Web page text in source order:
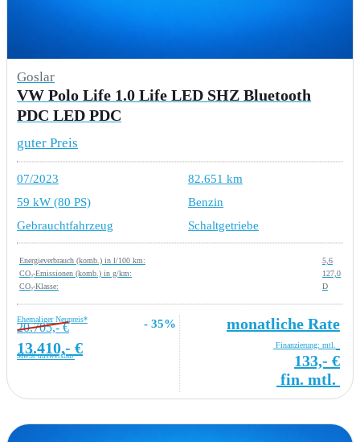
Goslar
VW Polo Life 1.0 Life LED SHZ Bluetooth
PDC LED PDC
guter Preis
07/2023
82.651 km
59 kW (80 PS)
Benzin
Gebrauchtfahrzeug
Schaltgetriebe
Energieverbrauch (komb.) in l/100 km:
5,6
CO₂-Emissionen (komb.) in g/km:
127,0
CO₂-Klasse:
D
Ehemaliger Neupreis*
20.705,- € - 35%
13.410,- €
MwSt ausweisbar
monatliche Rate
Finanzierung: mtl.
133,- €
fin. mtl.